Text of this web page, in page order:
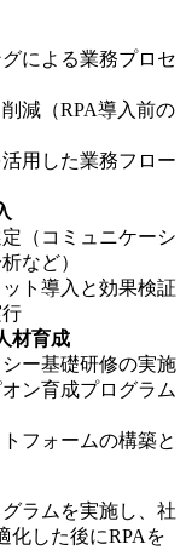
による業務プロセ
減（RPA導入前の
用した業務フロー
（コミュニケーシ
など）
ト導入と効果検証
材育成
ー基礎研修の実施
ン育成プログラム
フォームの構築と
ラムを実施し、社
化した後にRPAを